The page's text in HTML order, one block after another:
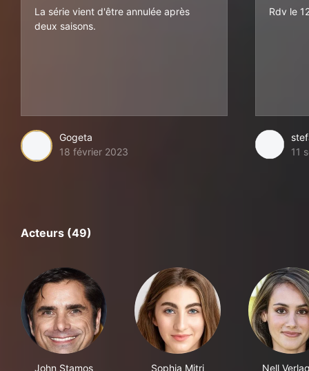
La série vient d'être annulée après
deux saisons.
Gogeta
18 février 2023
Rdv le
11
Acteurs (49)
John Stamos
Sophia Mitri
Nell